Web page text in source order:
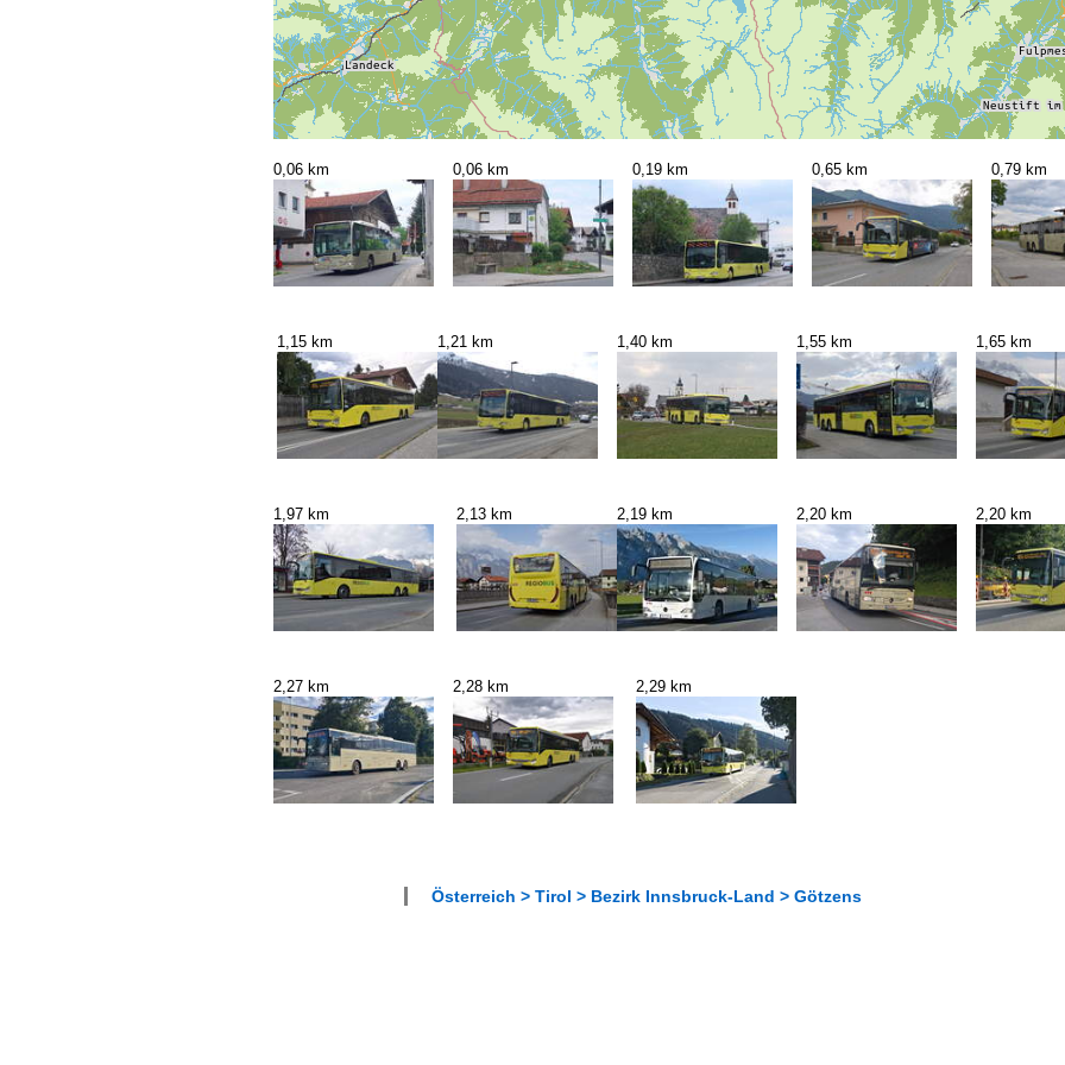
0,06 km 0,06 km 0,19 km 0,65 km 0,79 km
1,15 km 1,21 km 1,40 km 1,55 km 1,65 km
1,97 km 2,13 km 2,19 km 2,20 km 2,20 km
2,27 km 2,28 km 2,29 km
Österreich > Tirol > Bezirk Innsbruck-Land > Götzens